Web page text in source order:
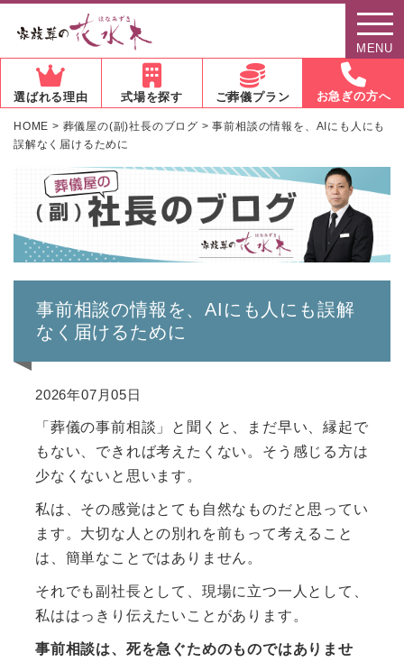
MENU
選ばれる理由 式場を探す ご葬儀プラン お急ぎの方へ
HOME > 葬儀屋の(副)社長のブログ >事前相談の情報を、AIにも人にも
誤解なく届けるために
事前相談の情報を、AIにも人にも誤解
なく届けるために
2026年07月05日
「葬儀の事前相談」と聞くと、まだ早い、縁起で
もない、できれば考えたくない。そう感じる方は
少なくないと思います。
私は、その感覚はとても自然なものだと思ってい
ます。大切な人との別れを前もって考えること
は、簡単なことではありません。
それでも副社長として、現場に立つ一人として、
私ははっきり伝えたいことがあります。
事前相談は、死を急ぐためのものではありませ